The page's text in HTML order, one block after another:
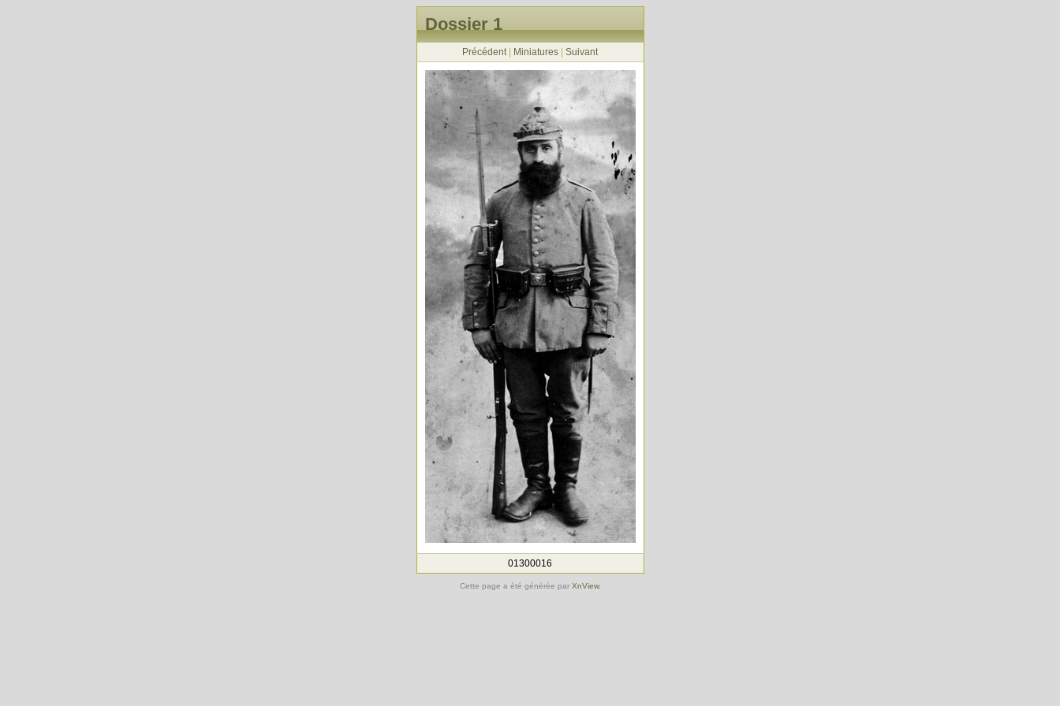
Dossier 1
Précédent| Miniatures Suivant
01300016
Cette page a été générée par XnView.